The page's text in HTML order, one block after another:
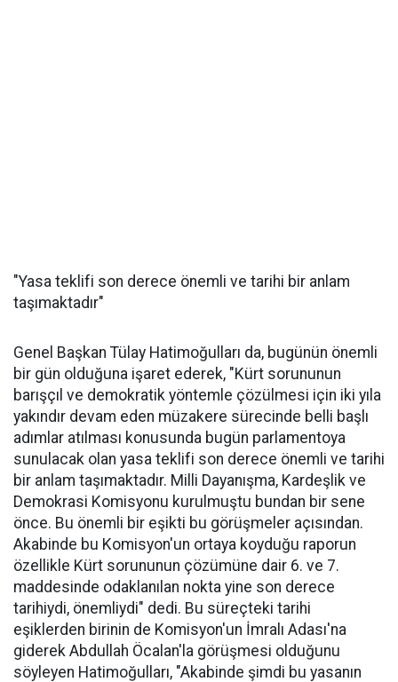
"Yasa teklifi son derece önemli ve tarihi bir anlam
taşımaktadır"
Genel Başkan Tülay Hatimoğulları da, bugünün önemli
bir gün olduğuna işaret ederek, "Kürt sorununun
barışçıl ve demokratik yöntemle çözülmesi için iki yıla
yakındır devam eden müzakere sürecinde belli başlı
adımlar atılması konusunda bugün parlamentoya
sunulacak olan yasa teklifi son derece önemli ve tarihi
bir anlam taşımaktadır. Milli Dayanışma, Kardeşlik ve
Demokrasi Komisyonu kurulmuştu bundan bir sene
önce. Bu önemli bir eşikti bu görüşmeler açısından.
Akabinde bu Komisyon'un ortaya koyduğu raporun
özellikle Kürt sorununun çözümüne dair 6. ve 7.
maddesinde odaklanılan nokta yine son derece
tarihiydi, önemliydi" dedi. Bu süreçteki tarihi
eşiklerden birinin de Komisyon'un İmralı Adası'na
giderek Abdullah Öcalan'la görüşmesi olduğunu
söyleyen Hatimoğulları, "Akabinde şimdi bu yasanın